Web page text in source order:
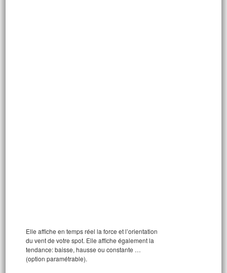
Elle affiche en temps réel la force et l’orientation
du vent de votre spot. Elle affiche également la
tendance: baisse, hausse ou constante …
(option paramétrable).